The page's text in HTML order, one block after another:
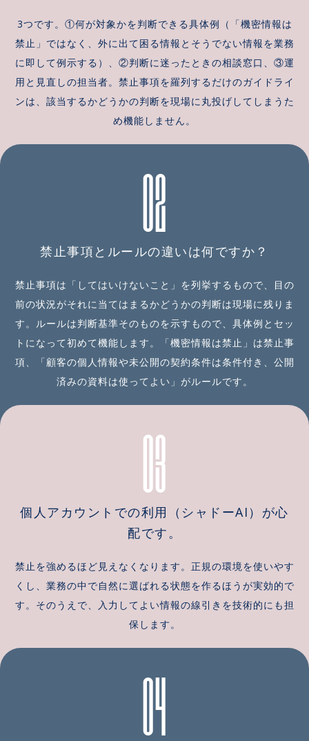
3つです。①何が対象かを判断できる具体例（「機密情報は
禁止」ではなく、外に出て困る情報とそうでない情報を業務
に即して例示する）、②判断に迷ったときの相談窓口、③運
用と見直しの担当者。禁止事項を羅列するだけのガイドライ
ンは、該当するかどうかの判断を現場に丸投げしてしまうた
め機能しません。
02
禁止事項とルールの違いは何ですか？
禁止事項は「してはいけないこと」を列挙するもので、目の
前の状況がそれに当てはまるかどうかの判断は現場に残りま
す。ルールは判断基準そのものを示すもので、具体例とセッ
トになって初めて機能します。「機密情報は禁止」は禁止事
項、「顧客の個人情報や未公開の契約条件は条件付き、公開
済みの資料は使ってよい」がルールです。
03
個人アカウントでの利用（シャドーAI）が心
配です。
禁止を強めるほど見えなくなります。正規の環境を使いやす
くし、業務の中で自然に選ばれる状態を作るほうが実効的で
す。そのうえで、入力してよい情報の線引きを技術的にも担
保します。
04